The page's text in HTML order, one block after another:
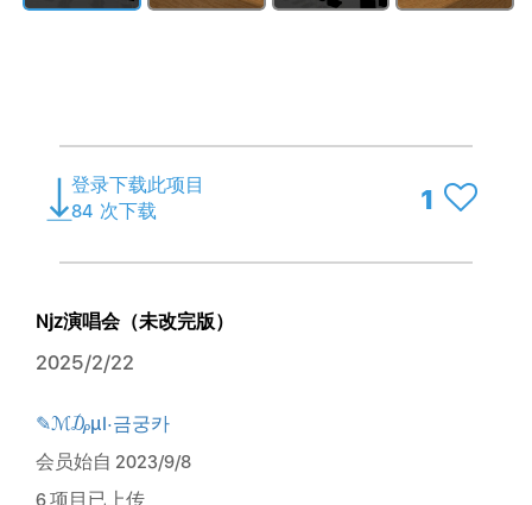
登录下载此项目
84 次下载 1
Njz演唱会（未改完版）
2025/2/22
✎ℳ₯μl·금궁카
会员始自 2023/9/8
6 项目已上传